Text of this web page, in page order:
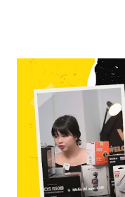
mạng xã hội hoặc
được điều này, người
chuyên biệt giúp xử lý
định. Những công cụ
phần mềm Livestream
mà còn là trợ thủ đắc
doanh nghiệp, nhà